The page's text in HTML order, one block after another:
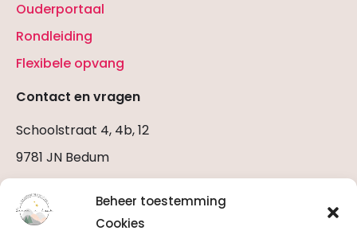
Beheer toestemming
Cookies
Ouderportaal
Rondleiding
Flexibele opvang
Contact en vragen
Schoolstraat 4, 4b, 12
9781 JN Bedum
Stuur een E-mail
Bel ons (06 2922 0979)